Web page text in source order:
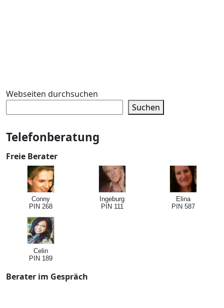
Webseiten durchsuchen
Suchen
Telefonberatung
Freie Berater
Conny
PIN 268
Ingeburg
PIN 111
Elina
PIN 587
Celin
PIN 189
Berater im Gespräch